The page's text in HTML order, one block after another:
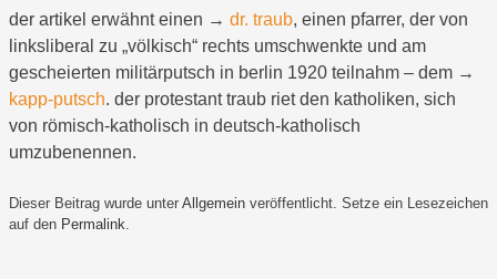
der artikel erwähnt einen → dr. traub, einen pfarrer, der von
linksliberal zu „völkisch“ rechts umschwenkte und am
gescheierten militärputsch in berlin 1920 teilnahm – dem →
kapp-putsch. der protestant traub riet den katholiken, sich
von römisch-katholisch in deutsch-katholisch
umzubenennen.
Dieser Beitrag wurde unter Allgemein veröffentlicht. Setze ein Lesezeichen
auf den Permalink.